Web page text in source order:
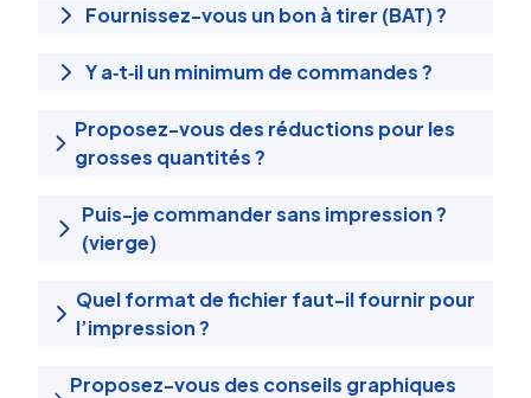
Fournissez-vous un bon à tirer (BAT) ?
Y a‑t‑il un minimum de commandes ?
Proposez-vous des réductions pour les
grosses quantités ?
Puis-je commander sans impression ?
(vierge)
Quel format de fichier faut-il fournir pour
l’impression ?
Proposez-vous des conseils graphiques